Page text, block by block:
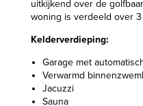
uitkijkend over de
woning is verdeeld over
Kelderverdieping:
Garage met
Verwarmd
Jacuzzi
Sauna